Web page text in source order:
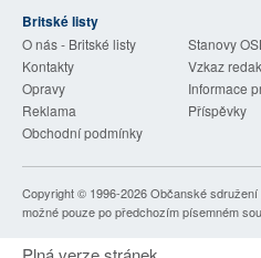
Britské listy
O nás - Britské listy
Stanovy
Kontakty
Vzkaz
Opravy
Informace
Reklama
Příspěvky
Obchodní podmínky
Copyright © 1996-2026Občanské sdružení
možné pouze po předchozím písemném